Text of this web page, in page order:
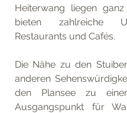
Heiterwang liegen
bieten zahlreiche
Restaurants und Cafés.
Die Nähe zu den
anderen
den Plansee zu
Ausgangspunkt für